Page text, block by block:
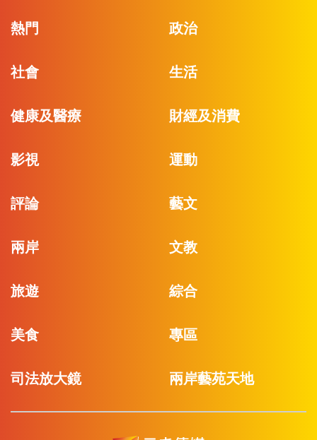
熱門 政治
社會 生活
健康及醫療 財經及消費
影視 運動
評論 藝文
兩岸 文教
旅遊 綜合
美食 專區
司法放大鏡 兩岸藝苑天地